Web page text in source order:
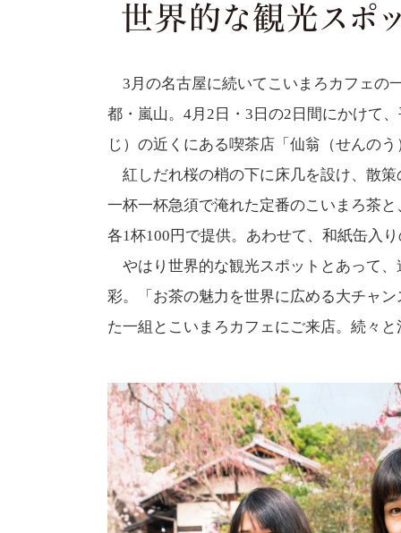
3月の名古屋に続いてこいまろカフェの
都・嵐山。4月2日・3日の2日間にかけて
じ）の近くにある喫茶店「仙翁（せんの
紅しだれ桜の梢の下に床几を設け、散
一杯一杯急須で淹れた定番のこいまろ茶
各1杯100円で提供。あわせて、和紙缶入
やはり世界的な観光スポットとあって
彩。「お茶の魅力を世界に広める大チャ
た一組とこいまろカフェにご来店。続々